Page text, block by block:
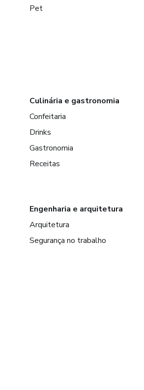
Pet
Culinária e gastronomia
Confeitaria
Drinks
Gastronomia
Receitas
Engenharia e arquitetura
Arquitetura
Segurança no trabalho